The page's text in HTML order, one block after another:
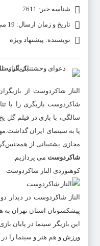
شناسه خبر: 7611
تاریخ و زمان ارسال: 19 می 2022 ساعت 19:21
نویسنده: پیشنهاد ویژه
الناز شاکردوست از
شاکردوستبازیگری را با
پا به سینمای ایران
مجازی پشتیبانی از
شاکردوست می پردازیم.
کوهنوردی الناز شاکردوست
الناز شاکردوست در دیدار
پیشکسوتان استان تهران
این بازیگر سینما در
ورزش و هم هنر و سینما را در